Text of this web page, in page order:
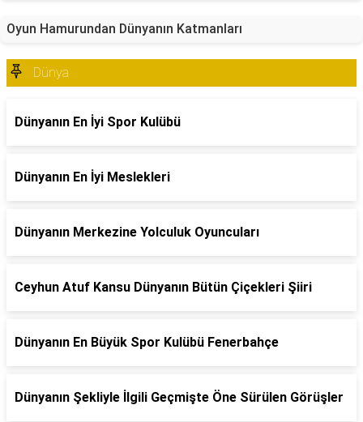
Oyun Hamurundan Dünyanın Katmanları
Dünya
Dünyanın En İyi Spor Kulübü
Dünyanın En İyi Meslekleri
Dünyanın Merkezine Yolculuk Oyuncuları
Ceyhun Atuf Kansu Dünyanın Bütün Çiçekleri Şiiri
Dünyanın En Büyük Spor Kulübü Fenerbahçe
Dünyanın Şekliyle İlgili Geçmişte Öne Sürülen Görüşler